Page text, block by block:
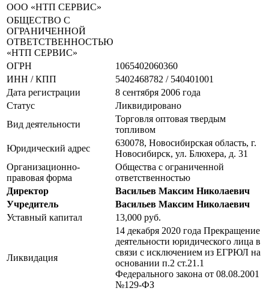
ООО «НТП СЕРВИС»
ОБЩЕСТВО С
ОГРАНИЧЕННОЙ
ОТВЕТСТВЕННОСТЬЮ
«НТП СЕРВИС»
ОГРН
1065402060360
ИНН / КПП
5402468782 / 540401001
Дата регистрации
8 сентября 2006 года
Статус
Ликвидировано
Вид деятельности
Торговля оптовая твердым
топливом
Юридический адрес
630078, Новосибирская область, г.
Новосибирск, ул. Блюхера, д. 31
Организационно-
правовая форма
Общества с ограниченной
ответственностью
Директор
Васильев Максим Николаевич
Учредитель
Васильев Максим Николаевич
Уставный капитал
13,000 руб.
Ликвидация
14 декабря 2020 года Прекращение
деятельности юридического лица в
связи с исключением из ЕГРЮЛ на
основании п.2 ст.21.1
Федерального закона от 08.08.2001
№129-ФЗ